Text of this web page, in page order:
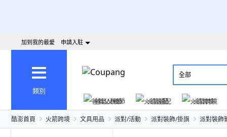
加到我的最愛 申請入駐
類別
全部
爸氣父親節 火箭速配 火箭跨境
酷澎首頁 火箭跨境 文具用品 派對/活動 派對裝飾/掛旗 派對裝飾